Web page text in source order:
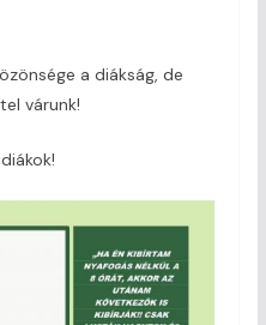
a diákság, de
várunk!